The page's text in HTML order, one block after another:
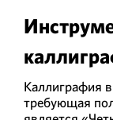
Каллиграфия
требующая